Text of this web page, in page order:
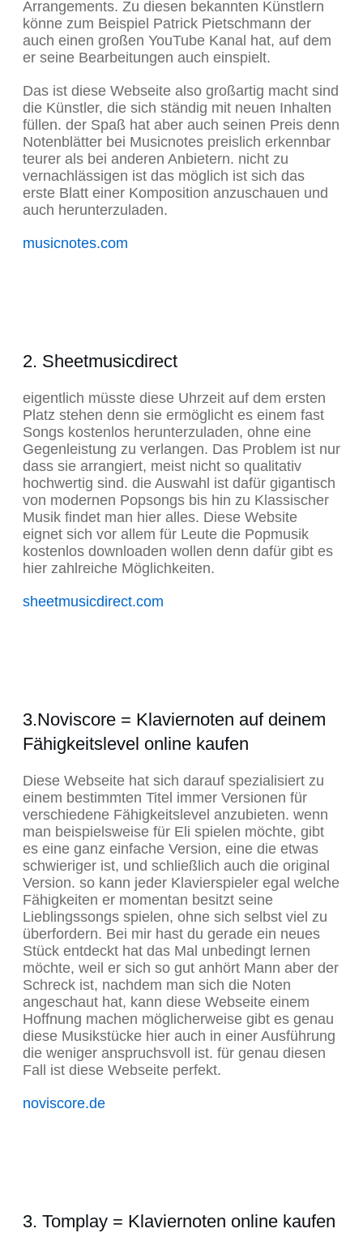
Arrangements. Zu diesen bekannten Künstlern
könne zum Beispiel Patrick Pietschmann der
auch einen großen YouTube Kanal hat, auf dem
er seine Bearbeitungen auch einspielt.
Das ist diese Webseite also großartig macht sind
die Künstler, die sich ständig mit neuen Inhalten
füllen. der Spaß hat aber auch seinen Preis denn
Notenblätter bei Musicnotes preislich erkennbar
teurer als bei anderen Anbietern. nicht zu
vernachlässigen ist das möglich ist sich das
erste Blatt einer Komposition anzuschauen und
auch herunterzuladen.
musicnotes.com
2. Sheetmusicdirect
eigentlich müsste diese Uhrzeit auf dem ersten
Platz stehen denn sie ermöglicht es einem fast
Songs kostenlos herunterzuladen, ohne eine
Gegenleistung zu verlangen. Das Problem ist nur
dass sie arrangiert, meist nicht so qualitativ
hochwertig sind. die Auswahl ist dafür gigantisch
von modernen Popsongs bis hin zu Klassischer
Musik findet man hier alles. Diese Website
eignet sich vor allem für Leute die Popmusik
kostenlos downloaden wollen denn dafür gibt es
hier zahlreiche Möglichkeiten.
sheetmusicdirect.com
3.Noviscore = Klaviernoten auf deinem
Fähigkeitslevel online kaufen
Diese Webseite hat sich darauf spezialisiert zu
einem bestimmten Titel immer Versionen für
verschiedene Fähigkeitslevel anzubieten. wenn
man beispielsweise für Eli spielen möchte, gibt
es eine ganz einfache Version, eine die etwas
schwieriger ist, und schließlich auch die original
Version. so kann jeder Klavierspieler egal welche
Fähigkeiten er momentan besitzt seine
Lieblingssongs spielen, ohne sich selbst viel zu
überfordern. Bei mir hast du gerade ein neues
Stück entdeckt hat das Mal unbedingt lernen
möchte, weil er sich so gut anhört Mann aber der
Schreck ist, nachdem man sich die Noten
angeschaut hat, kann diese Webseite einem
Hoffnung machen möglicherweise gibt es genau
diese Musikstücke hier auch in einer Ausführung
die weniger anspruchsvoll ist. für genau diesen
Fall ist diese Webseite perfekt.
noviscore.de
3. Tomplay = Klaviernoten online kaufen